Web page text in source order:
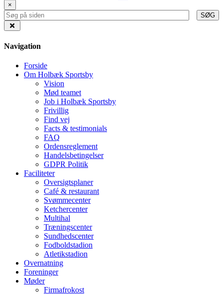
×
SØG
Navigation
Forside
Om Holbæk Sportsby
Vision
Mød teamet
Job i Holbæk Sportsby
Frivillig
Find vej
Facts & testimonials
FAQ
Ordensreglement
Handelsbetingelser
GDPR Politik
Faciliteter
Oversigtsplaner
Café & restaurant
Svømmecenter
Ketchercenter
Multihal
Træningscenter
Sundhedscenter
Fodboldstadion
Atletikstadion
Overnatning
Foreninger
Møder
Firmafrokost